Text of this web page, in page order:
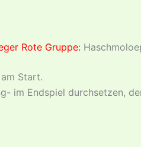
Rote Gruppe:
Start.
im Endspiel durchsetzen,